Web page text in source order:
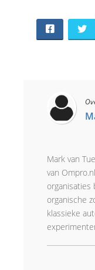
Mark van
van
organisaties
organische
klassieke